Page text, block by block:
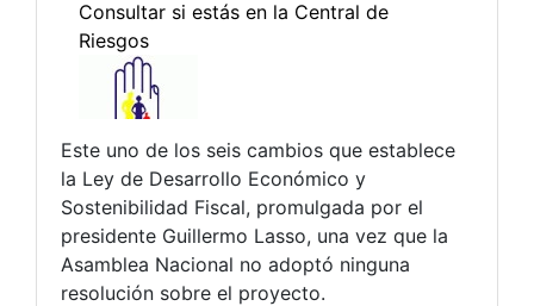
Este uno de los seis cambios que establece
la Ley de Desarrollo Económico y
Sostenibilidad Fiscal, promulgada por el
presidente Guillermo Lasso, una vez que la
Asamblea Nacional no adoptó ninguna
resolución sobre el proyecto.